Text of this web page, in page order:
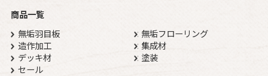
商品一覧
無垢羽目板
無垢フローリング
造作加工
集成材
デッキ材
塗装
セール